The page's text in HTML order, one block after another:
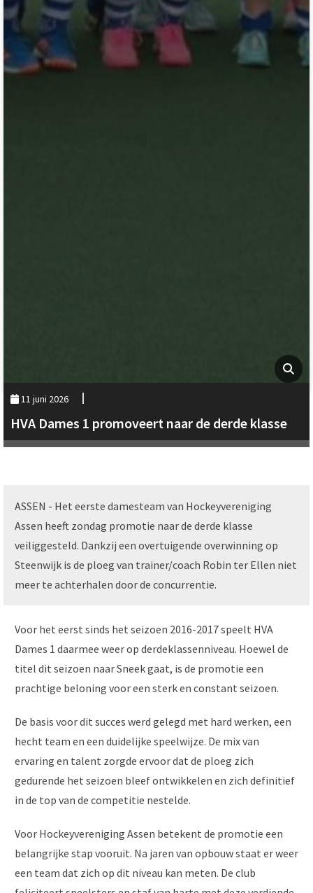
11 juni 2026
HVA Dames 1 promoveert naar de derde klasse
ASSEN - Het eerste damesteam van Hockeyvereniging
Assen heeft zondag promotie naar de derde klasse
veiliggesteld. Dankzij een overtuigende overwinning op
Steenwijk is de ploeg van trainer/coach Robin ter Ellen niet
meer te achterhalen door de concurrentie.
Voor het eerst sinds het seizoen 2016-2017 speelt HVA
Dames 1 daarmee weer op derdeklassenniveau. Hoewel de
titel dit seizoen naar Sneek gaat, is de promotie een
prachtige beloning voor een sterk en constant seizoen.
De basis voor dit succes werd gelegd met hard werken, een
hecht team en een duidelijke speelwijze. De mix van
ervaring en talent zorgde ervoor dat de ploeg zich
gedurende het seizoen bleef ontwikkelen en zich definitief
in de top van de competitie nestelde.
Voor Hockeyvereniging Assen betekent de promotie een
belangrijke stap vooruit. Na jaren van opbouw staat er weer
een team dat zich op dit niveau kan meten. De club